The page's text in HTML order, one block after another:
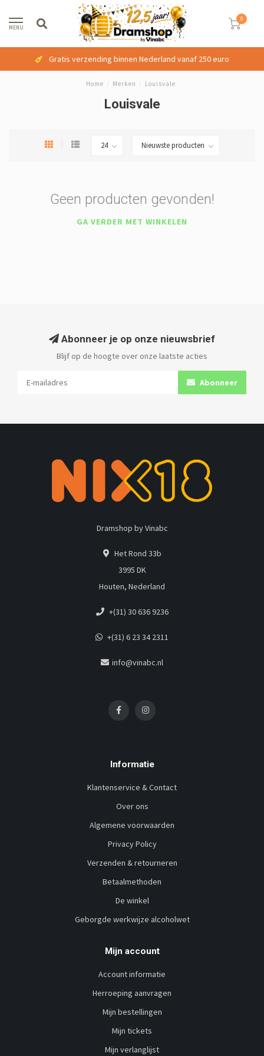
MENU
0
Gratis verzending binnen Nederland vanaf 250 euro
Home Merken Louisvale
Louisvale
Geen producten gevonden!
GA VERDER MET WINKELEN
Abonneer je op onze nieuwsbrief
Blijf op de hoogte over onze laatste acties
Abonneer
Dramshop by Vinabc
Het Rond 33b
3995 DK
Houten, Nederland
+(31) 30 636 9236
+(31) 6 23 34 2311
info@vinabc.nl
Informatie
Klantenservice & Contact
Over ons
Algemene voorwaarden
Privacy Policy
Verzenden & retourneren
Betaalmethoden
De winkel
Geborgde werkwijze alcoholwet
Mijn account
Account informatie
Herroeping aanvragen
Mijn bestellingen
Mijn tickets
Mijn verlanglijst